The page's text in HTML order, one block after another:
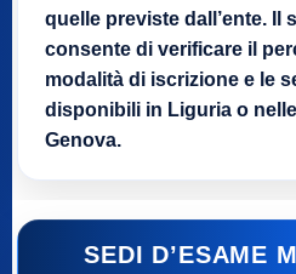
quelle previste dall’ente. Il
consente di verificare il
modalità di iscrizione e le
disponibili in Liguria o
Genova.
SEDI D’ESAME